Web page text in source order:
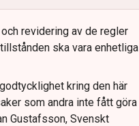
revidering av de regler
ska vara enhetliga
kring den här
som andra inte fått göra
Gustafsson, Svenskt